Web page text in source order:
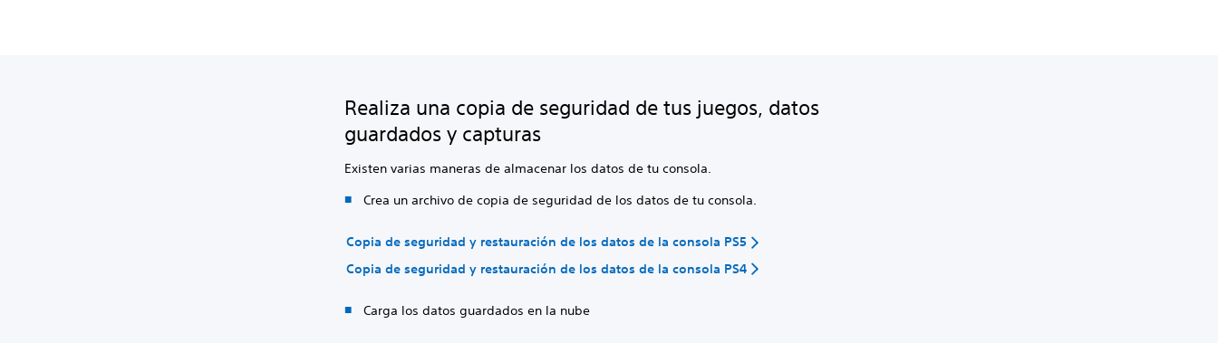
Realiza una copia de seguridad de tus juegos, datos
guardados y capturas
Existen varias maneras de almacenar los datos de tu consola.
Crea un archivo de copia de seguridad de los datos de tu consola.
Copia de seguridad y restauración de los datos de la consola PS5
Copia de seguridad y restauración de los datos de la consola PS4
Carga los datos guardados en la nube